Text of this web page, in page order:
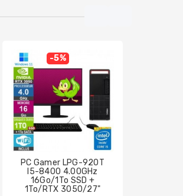
-5%
PC Gamer LPG-920T
I5-8400 4.00GHz
16Go/1To SSD +
1To/RTX 3050/27"